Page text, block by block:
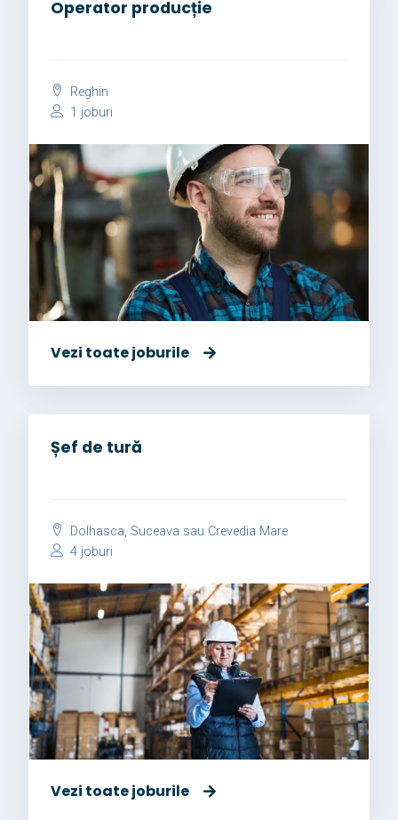
Operator producție
Reghin
1 joburi
Vezi toate joburile
Șef de tură
Dolhasca, Suceava sau Crevedia Mare
4 joburi
Vezi toate joburile